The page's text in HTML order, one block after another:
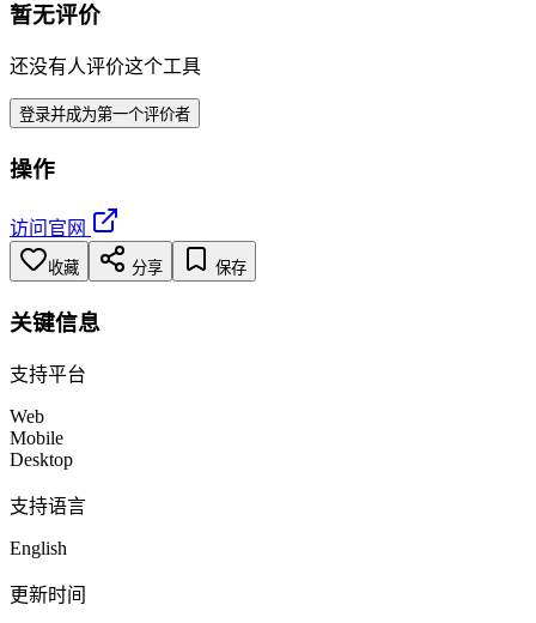
暂无评价
还没有人评价这个工具
登录并成为第一个评价者
操作
访问官网
收藏 分享 保存
关键信息
支持平台
Web
Mobile
Desktop
支持语言
English
更新时间